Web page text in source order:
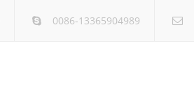
0086-13365904989